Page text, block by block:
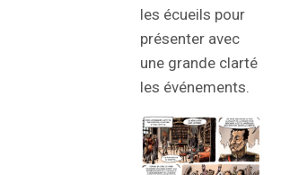
les écueils pour
présenter avec
une grande clarté
les événements.